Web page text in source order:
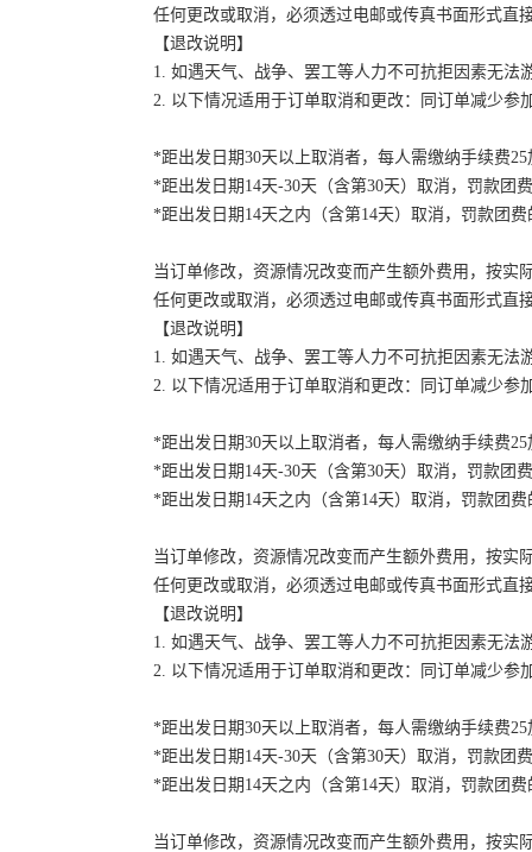
任何更改或取消，必须透过电邮或传真书面形式直
【退改说明】
1. 如遇天气、战争、罢工等人力不可抗拒因素无
2. 以下情况适用于订单取消和更改：同订单减少
*距出发日期30天以上取消者，每人需缴纳手续费
*距出发日期14天-30天（含第30天）取消，罚款团
*距出发日期14天之内（含第14天）取消，罚款团费
当订单修改，资源情况改变而产生额外费用，按实
任何更改或取消，必须透过电邮或传真书面形式直
【退改说明】
1. 如遇天气、战争、罢工等人力不可抗拒因素无
2. 以下情况适用于订单取消和更改：同订单减少
*距出发日期30天以上取消者，每人需缴纳手续费
*距出发日期14天-30天（含第30天）取消，罚款团
*距出发日期14天之内（含第14天）取消，罚款团费
当订单修改，资源情况改变而产生额外费用，按实
任何更改或取消，必须透过电邮或传真书面形式直
【退改说明】
1. 如遇天气、战争、罢工等人力不可抗拒因素无
2. 以下情况适用于订单取消和更改：同订单减少
*距出发日期30天以上取消者，每人需缴纳手续费
*距出发日期14天-30天（含第30天）取消，罚款团
*距出发日期14天之内（含第14天）取消，罚款团费
当订单修改，资源情况改变而产生额外费用，按实